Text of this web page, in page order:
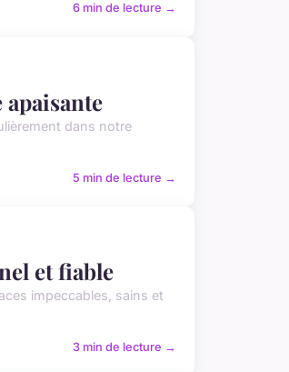
6 min de lecture →
dans notre
5 min de lecture →
et fiable
impeccables, sains et
3 min de lecture →